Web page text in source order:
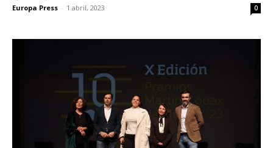
Europa Press - 1 abril, 2023 0